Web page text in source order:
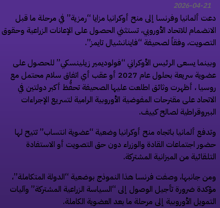
2026-04-21
ألمانيا وفرنسا إلى منح أوكرانيا مزايا “رمزية” في مرحلة ما قبل
للاتحاد الأوروبي، تستثني الحصول على الإعانات الزراعية وحقوق
وفقاً لصحيفة “فاينانشيال تايمز”.
يسعى الرئيس الأوكراني “فولوديمير زيلينسكي” للحصول على
عضوية سريعة بحلول عام 2027 أو عقب أي اتفاق سلام محتمل مع
، أظهرت وثائق اطلعت عليها الصحيفة تحفُّظ أكبر دولتين في
على مقترحات المفوضية الأوروبية الرامية لتسريع الإجراءات
لصالح كييف.
ألمانيا باتجاه منح أوكرانيا وضعية “عضوية انتساب” تتيح لها
اجتماعات القادة والوزراء دون حق التصويت أو الاستفادة
من الميزانية المشتركة.
جانبها، وصفت فرنسا هذا النموذج بوضعية “الدولة المتكاملة”،
ضرورة تأجيل الوصول إلى “السياسة الزراعية المشتركة” وآليات
الأوروبية إلى مرحلة ما بعد العضوية الكاملة.